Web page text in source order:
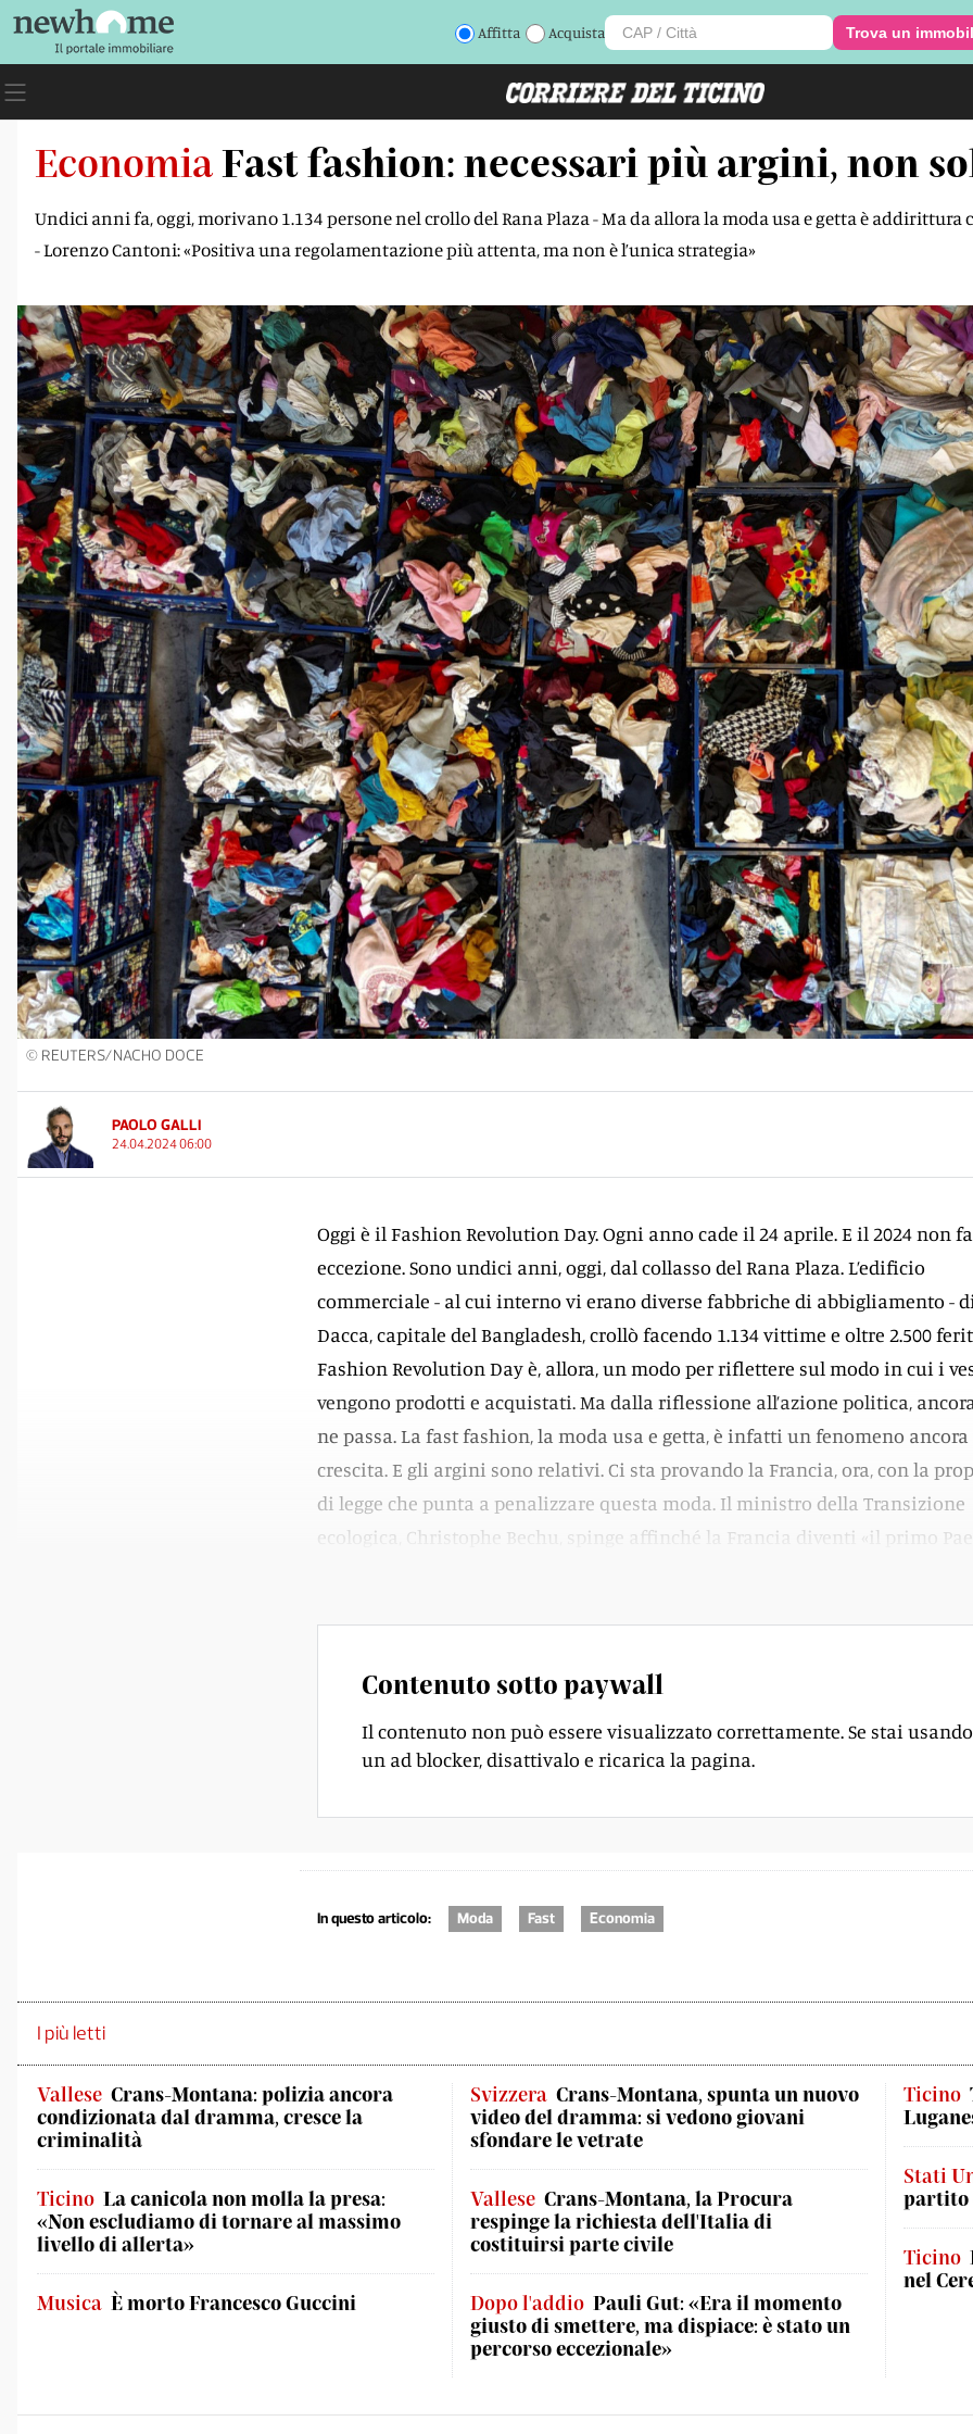
Affitta Acquista Trova un
EconomiaFast fashion: necessari più argini, non
Undici anni fa, oggi, morivano 1.134 persone nel crollo del Rana Plaza - Ma da allora la moda usa e getta è addirittura
- Lorenzo Cantoni: «Positiva una regolamentazione più attenta, ma non è l’unica strategia»
© REUTERS/NACHO DOCE
PAOLO GALLI
24.04.2024 06:00
Oggi è il Fashion Revolution Day. Ogni anno cade il 24 aprile. E il 2024 non fa
eccezione. Sono undici anni, oggi, dal collasso del Rana Plaza. L’edificio
commerciale - al cui interno vi erano diverse fabbriche di abbigliamento - di
Dacca, capitale del Bangladesh, crollò facendo 1.134 vittime e oltre 2.500
Fashion Revolution Day è, allora, un modo per riflettere sul modo in cui i
vengono prodotti e acquistati. Ma dalla riflessione all’azione politica,
ne passa. La fast fashion, la moda usa e getta, è infatti un fenomeno
crescita. E gli argini sono relativi. Ci sta provando la Francia, ora, con la
di legge che punta a penalizzare questa moda. Il ministro della Transizione
ecologica, Christophe Bechu, spinge affinché la Francia diventi «il primo
Contenuto sotto paywall
Il contenuto non può essere visualizzato correttamente. Se stai usando
un ad blocker, disattivalo e ricarica la pagina.
In questo articolo: Moda Fast Economia
I più letti
Vallese Crans-Montana: polizia ancora
condizionata dal dramma, cresce la
criminalità
Ticino La canicola non molla la presa:
«Non escludiamo di tornare al massimo
livello di allerta»
Musica È morto Francesco Guccini
Svizzera Crans-Montana, spunta un nuovo
video del dramma: si vedono giovani
sfondare le vetrate
Vallese Crans-Montana, la Procura
respinge la richiesta dell'Italia di
costituirsi parte civile
Dopo l'addio Pauli Gut: «Era il momento
giusto di smettere, ma dispiace: è stato un
percorso eccezionale»
Ticino
Stati
partito
Ticino
nel